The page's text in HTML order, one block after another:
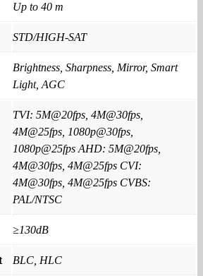
Up to 40 m
STD/HIGH-SAT
Brightness, Sharpness, Mirror, Smart
Light, AGC
TVI: 5M@20fps, 4M@30fps,
4M@25fps, 1080p@30fps,
1080p@25fps AHD: 5M@20fps,
4M@30fps, 4M@25fps CVI:
4M@30fps, 4M@25fps CVBS:
PAL/NTSC
≥130dB
BLC, HLC